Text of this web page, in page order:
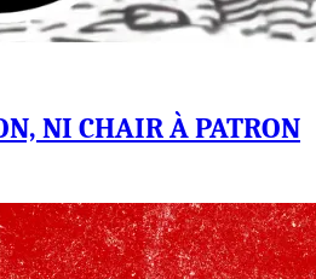
NI CHAIR À PATRON